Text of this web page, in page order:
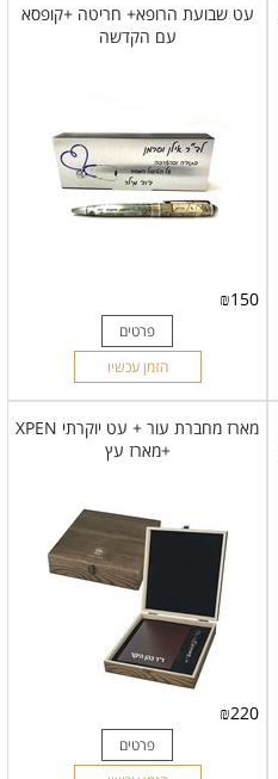
עט שבועת הרופא+ חריטה +קופסא
עם הקדשה
₪150
פרטים
הזמן עכשיו
מארז מחברת עור + עט יוקרתי XPEN
+מארז עץ
₪220
פרטים